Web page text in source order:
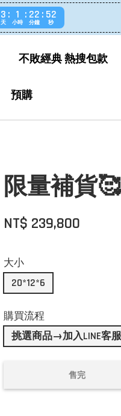
3
天
1
小時
22
分鐘
52
秒
不敗經典 熱搜包款
預購
限量補貨🥰
NT$ 239,800
大小
20*12*6
購買流程
挑選商品→加入LINE客
售完